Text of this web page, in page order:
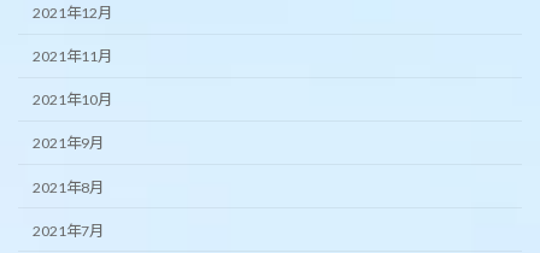
2021年12月
2021年11月
2021年10月
2021年9月
2021年8月
2021年7月